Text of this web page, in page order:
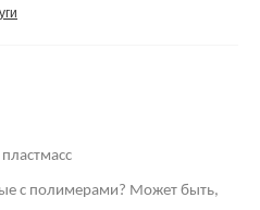
с полимерами? Может быть,